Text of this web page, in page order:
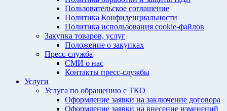
Пользовательское соглашение
Политика Конфиденциальности
Политика использования cookie-файлов
Закупка товаров, услуг
Положение о закупках
Пресс-служба
СМИ о нас
Контакты пресс-службы
Услуги
Услуга по обращению с ТКО
Оформление заявки на заключение договора
Оформление заявки на внесение изменений